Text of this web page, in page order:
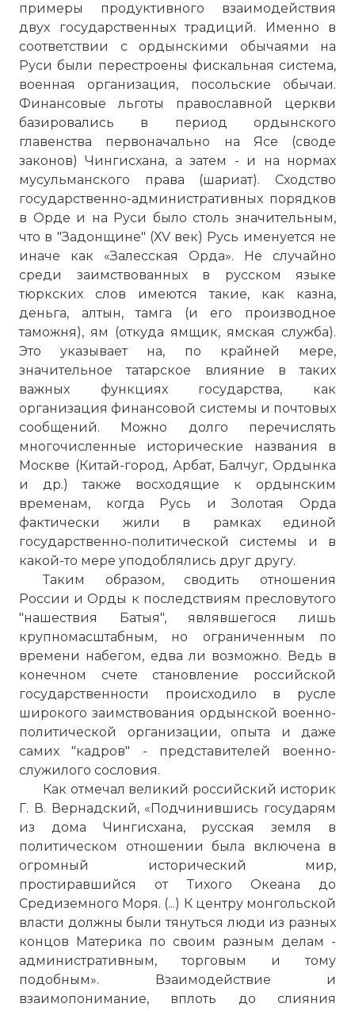
примеры продуктивного взаимодействия
двух государственных традиций. Именно в
соответствии с ордынскими обычаями на
Руси были перестроены фискальная система,
военная организация, посольские обычаи.
Финансовые льготы православной церкви
базировались в период ордынского
главенства первоначально на Ясе (своде
законов) Чингисхана, а затем - и на нормах
мусульманского права (шариат). Сходство
государственно-административных порядков
в Орде и на Руси было столь значительным,
что в "Задонщине" (ХV век) Русь именуется не
иначе как «Залесская Орда». Не случайно
среди заимствованных в русском языке
тюркских слов имеются такие, как казна,
деньга, алтын, тамга (и его производное
таможня), ям (откуда ямщик, ямская служба).
Это указывает на, по крайней мере,
значительное татарское влияние в таких
важных функциях государства, как
организация финансовой системы и почтовых
сообщений. Можно долго перечислять
многочисленные исторические названия в
Москве (Китай-город, Арбат, Балчуг, Ордынка
и др.) также восходящие к ордынским
временам, когда Русь и Золотая Орда
фактически жили в рамках единой
государственно-политической системы и в
какой-то мере уподоблялись друг другу.
Таким образом, сводить отношения
России и Орды к последствиям пресловутого
"нашествия Батыя", являвшегося лишь
крупномасштабным, но ограниченным по
времени набегом, едва ли возможно. Ведь в
конечном счете становление российской
государственности происходило в русле
широкого заимствования ордынской военно-
политической организации, опыта и даже
самих "кадров" - представителей военно-
служилого сословия.
Как отмечал великий российский историк
Г. В. Вернадский, «Подчинившись государям
из дома Чингисхана, русская земля в
политическом отношении была включена в
огромный исторический мир,
простиравшийся от Тихого Океана до
Средиземного Моря. (...) К центру монгольской
власти должны были тянуться люди из разных
концов Материка по своим разным делам -
административным, торговым и тому
подобным». Взаимодействие и
взаимопонимание, вплоть до слияния